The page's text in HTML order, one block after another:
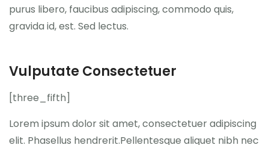
purus libero, faucibus adipiscing, commodo quis,
gravida id, est. Sed lectus.
Vulputate Consectetuer
[three_fifth]
Lorem ipsum dolor sit amet, consectetuer adipiscing
elit. Phasellus hendrerit.Pellentesque aliquet nibh nec